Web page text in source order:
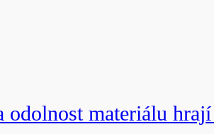
odolnost materiálu